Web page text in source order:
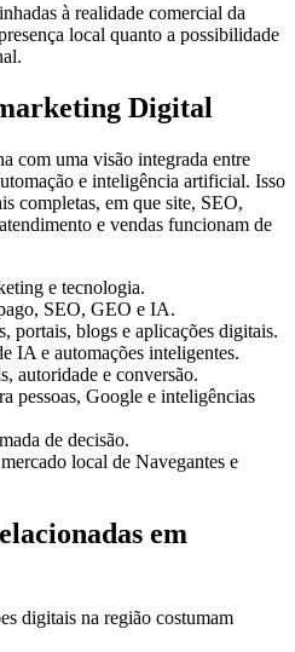
à realidade comercial da
local quanto a possibilidade
Digital
com uma visão integrada entre
e inteligência artificial. Isso
completas, em que site, SEO,
e vendas funcionam de
e tecnologia.
SEO, GEO e IA.
portais, blogs e aplicações digitais.
IA e automações inteligentes.
autoridade e conversão.
pessoas, Google e inteligências
de decisão.
local de Navegantes e
em
digitais na região costumam